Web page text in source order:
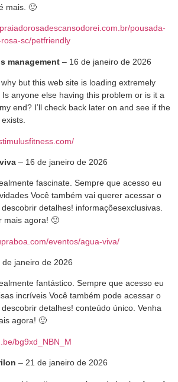
mais. 🙂
pousada-
sc/petfriendly
management – 16 de janeiro de 2026
why but this web site is loading extremely
anyone else having this problem or is it a
end? I’ll check back later on and see if the
– 16 de janeiro de 2026
fascinate. Sempre que acesso eu
Você também vai querer acessar o
detalhes! informaçõesexclusivas.
mais agora! 🙂
eventos/agua-viva/
de janeiro de 2026
fantástico. Sempre que acesso eu
incríveis Você também pode acessar o
detalhes! conteúdo único. Venha
agora! 🙂
bg9xd_NBN_M
– 21 de janeiro de 2026